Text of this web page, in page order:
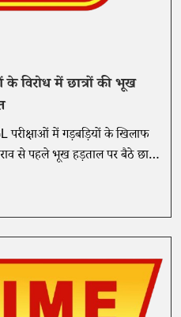
विरोध में छात्रों की भूख
में गड़बड़ियों के खिलाफ
से पहले भूख हड़ताल पर बैठे छात्र,